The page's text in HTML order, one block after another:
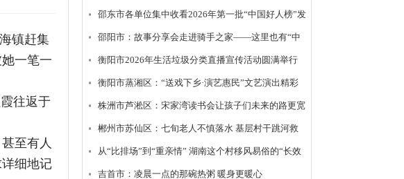
邵阳市：故事分享会走进骑手之家——这里也有“中
衡阳市2026年生活垃圾分类直播宣传活动圆满举行
吉首市：凌晨一点的那碗热粥 暖身更暖心